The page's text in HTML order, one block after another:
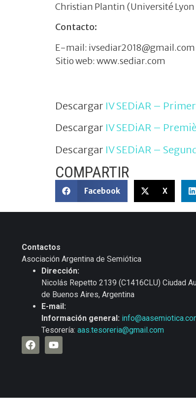
Christian Plantin (Université Lyon
Contacto:
E-mail: ivsediar2018@gmail.com
Sitio web: www.sediar.com
Descargar IV SEDiAR –
Descargar IV SEDiAR –
Descargar IV SEDiAR –
COMPARTIR
Facebook X
Contactos
Asociación Argentina de Semiótica
Dirección:
Nicolás Repetto 2139 (C1416CLU) Ciudad
de Buenos Aires, Argentina
E-mail:
Información general:
Tesorería: aas.tesoreria@gmail.com